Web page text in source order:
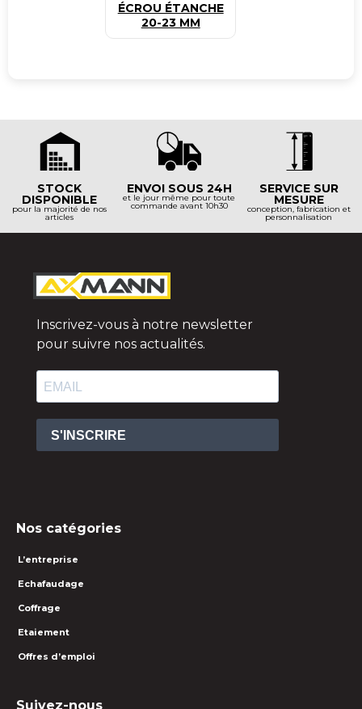
ÉCROU ÉTANCHE
20-23 MM
STOCK
DISPONIBLE
pour la majorité de nos
articles
ENVOI SOUS 24H
et le jour même pour toute
commande avant 10h30
SERVICE SUR
MESURE
conception, fabrication et
personnalisation
Inscrivez-vous à notre newsletter
pour suivre nos actualités.
S'INSCRIRE
Nos catégories
L’entreprise
Echafaudage
Coffrage
Etaiement
Offres d’emploi
Suivez-nous